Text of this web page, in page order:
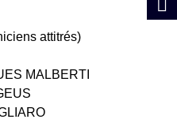
attitrés)
MALBERTI